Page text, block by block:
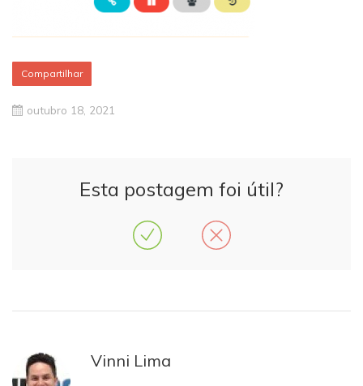
Compartilhar
outubro 18, 2021
Esta postagem foi útil?
Vinni Lima